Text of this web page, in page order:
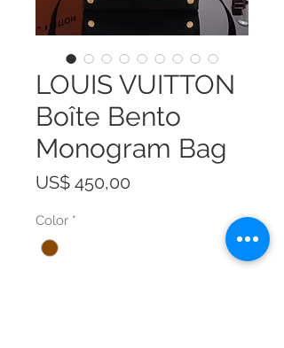
LOUIS VUITTON
Boîte Bento
Monogram Bag
US$ 450,00
Color *